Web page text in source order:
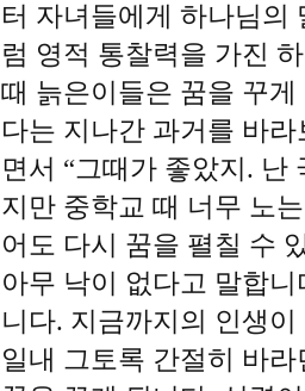
터 자녀들에게 하나님의
럼 영적 통찰력을 가진
때 늙은이들은 꿈을 꾸
다는 지나간 과거를 바
면서 “그때가 좋았지. 난
지만 중학교 때 너무 노
어도 다시 꿈을 펼칠 수
아무 낙이 없다고 말합
니다. 지금까지의 인생
일내 그토록 간절히 바